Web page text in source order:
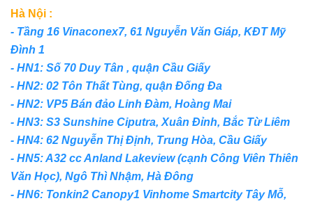
Hà Nội :
- Tầng 16 Vinaconex7, 61 Nguyễn Văn Giáp, KĐT Mỹ
Đình 1
- HN1: Số 70 Duy Tân , quận Cầu Giấy
- HN2: 02 Tôn Thất Tùng, quận Đống Đa
- HN2: VP5 Bán đảo Linh Đàm, Hoàng Mai
- HN3: S3 Sunshine Ciputra, Xuân Đỉnh, Bắc Từ Liêm
- HN4: 62 Nguyễn Thị Định, Trung Hòa, Cầu Giấy
- HN5: A32 cc Anland Lakeview (cạnh Công Viên Thiên
Văn Học), Ngô Thì Nhậm, Hà Đông
- HN6: Tonkin2 Canopy1 Vinhome Smartcity Tây Mỗ,